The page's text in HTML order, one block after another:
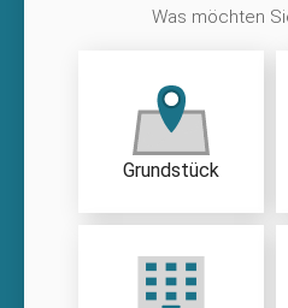
Was möchten
Grundstück